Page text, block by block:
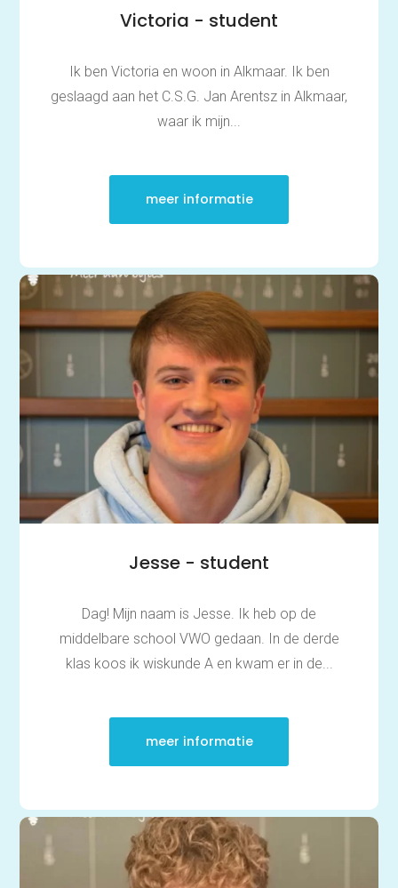
Victoria - student
Ik ben Victoria en woon in Alkmaar. Ik ben
geslaagd aan het C.S.G. Jan Arentsz in Alkmaar,
waar ik mijn...
meer informatie
Jesse - student
Dag! Mijn naam is Jesse. Ik heb op de
middelbare school VWO gedaan. In de derde
klas koos ik wiskunde A en kwam er in de...
meer informatie